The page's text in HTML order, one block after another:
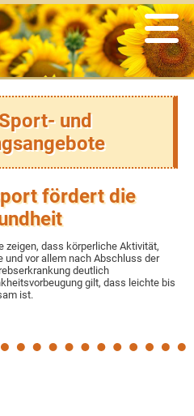
und
fördert die
zeigen, dass körperliche Aktivität,
und vor allem nach Abschluss der
deutlich
gilt, dass leichte bis
ist.